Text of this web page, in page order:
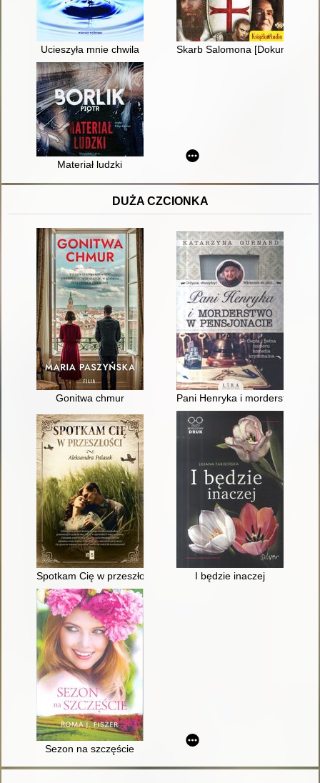
Ucieszyła mnie chwila Skarb Salomona [Dokument
Materiał ludzki
DUŻA CZCIONKA
Gonitwa chmur Pani Henryka i morderstwo w
Spotkam Cię w przeszłości I będzie inaczej
Sezon na szczęście